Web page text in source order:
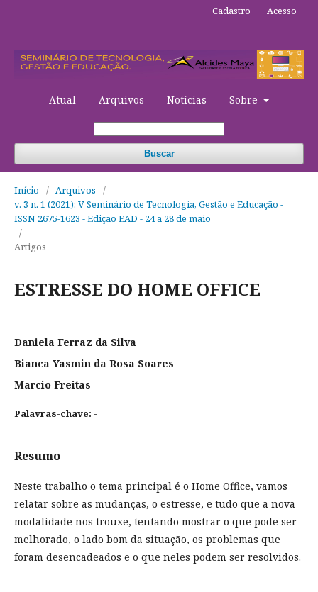
Atual Arquivos Notícias Sobre
Buscar
Cadastro Acesso
Início / Arquivos
/
v. 3 n. 1 (2021): V Seminário de Tecnologia, Gestão e Educação -
ISSN 2675-1623 - Edição EAD - 24 a 28 de maio
/
Artigos
ESTRESSE DO HOME OFFICE
Daniela Ferraz da Silva
Bianca Yasmin da Rosa Soares
Marcio Freitas
Palavras-chave: -
Resumo
Neste trabalho o tema principal é o Home Office, vamos
relatar sobre as mudanças, o estresse, e tudo que a nova
modalidade nos trouxe, tentando mostrar o que pode ser
melhorado, o lado bom da situação, os problemas que
foram desencadeados e o que neles podem ser resolvidos.